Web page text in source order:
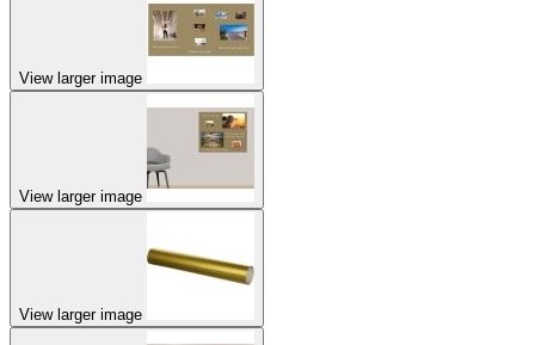
View larger image
View larger image
View larger image